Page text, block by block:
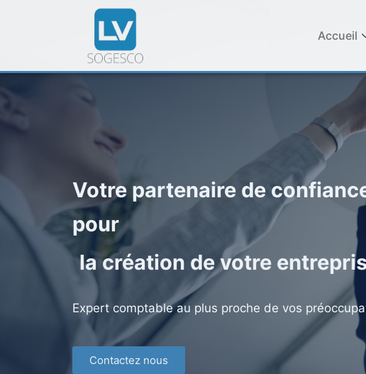
Accueil
Votre partenaire de
pour
la création de votre
Expert comptable au plus proche de vos
Contactez nous